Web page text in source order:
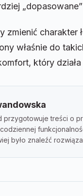
zmienić
właśnie do
który
przygotowuje treści o
było znaleźć